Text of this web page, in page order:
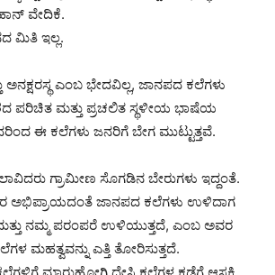
ವೇದಿಕೆ.
ಮಿತಿ ಇಲ್ಲ.
ಅನಕ್ಷರಸ್ಥ ಎಂಬ ಭೇದವಿಲ್ಲ, ಜಾನಪದ ಕಲೆಗಳು
ಪರಿಚಿತ ಮತ್ತು ಪ್ರಚಲಿತ ಸ್ಥಳೀಯ ಭಾಷೆಯ
ಈ ಕಲೆಗಳು ಜನರಿಗೆ ಬೇಗ ಮುಟ್ಟುತ್ತವೆ.
ಗ್ರಾಮೀಣ ಸೊಗಡಿನ ಬೇರುಗಳು ಇದ್ದಂತೆ.
ಅಭಿಪ್ರಾಯದಂತೆ ಜಾನಪದ ಕಲೆಗಳು ಉಳಿದಾಗ
ಮತ್ತು ನಮ್ಮ ಪರಂಪರೆ ಉಳಿಯುತ್ತದೆ, ಎಂಬ ಅವರ
ಮಹತ್ವವನ್ನು ಎತ್ತಿ ತೋರಿಸುತ್ತದೆ.